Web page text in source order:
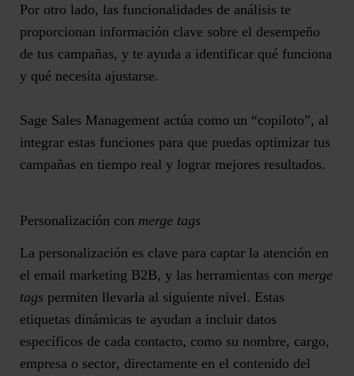
Por otro lado, las funcionalidades de análisis te
proporcionan información clave sobre el desempeño
de tus campañas, y te ayuda a identificar qué funciona
y qué necesita ajustarse.
Sage Sales Management actúa como un “copiloto”, al
integrar estas funciones para que puedas optimizar tus
campañas en tiempo real y lograr mejores resultados.
Personalización con merge tags
La personalización es clave para captar la atención en
el email marketing B2B, y las herramientas con merge
tags permiten llevarla al siguiente nivel. Estas
etiquetas dinámicas te ayudan a incluir datos
específicos de cada contacto, como su nombre, cargo,
empresa o sector, directamente en el contenido del